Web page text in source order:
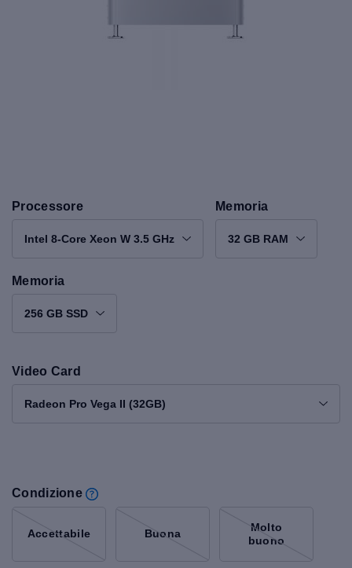
Processore
Intel 8-Core Xeon W 3.5 GHz
Memoria
32 GB RAM
Memoria
256 GB SSD
Video Card
Radeon Pro Vega II (32GB)
Condizione
Accettabile Buona
Molto
buono